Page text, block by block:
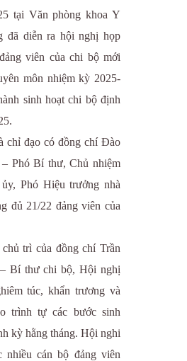
tại Văn phòng khoa Y
đã diễn ra hội nghị họp
viên của chi bộ mới
môn nhiệm kỳ 2025-
sinh hoạt chi bộ định
đạo có đồng chí Đào
Phó Bí thư, Chủ nhiệm
Phó Hiệu trưởng nhà
đủ 21/22 đảng viên của
trì của đồng chí Trần
Bí thư chi bộ, Hội nghị
túc, khẩn trương và
trình tự các bước sinh
kỳ hằng tháng. Hội nghi
nhiều cán bộ đảng viên